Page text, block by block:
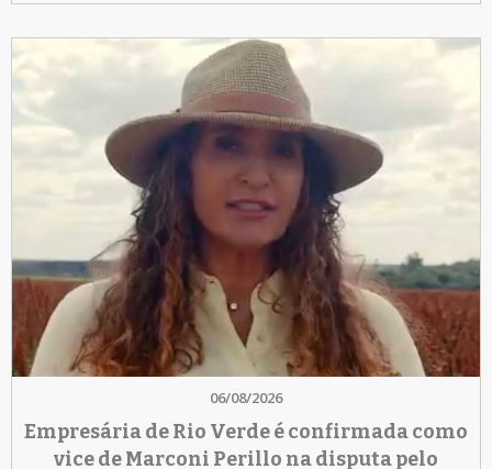
06/08/2026
Empresária de Rio Verde é confirmada como
vice de Marconi Perillo na disputa pelo